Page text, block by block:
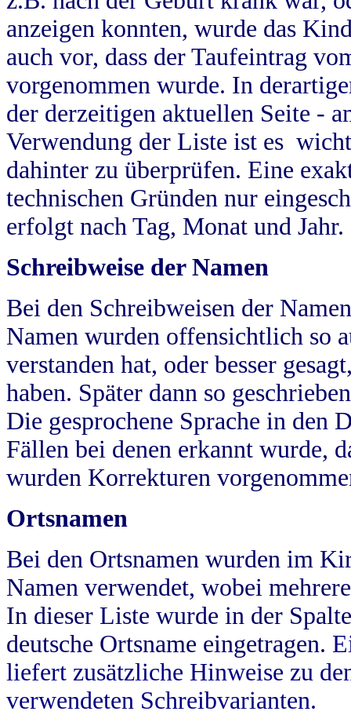
anzeigen konnten, wurde das
auch vor, dass der Taufeintrag
vorgenommen wurde. In
der derzeitigen aktuellen Seite -
Verwendung der Liste ist es
dahinter zu überprüfen. Eine
technischen Gründen nur
erfolgt nach Tag, Monat und Jahr.
Schreibweise der Namen
Bei den Schreibweisen der
Namen wurden offensichtlich so
verstanden hat, oder besser
haben. Später dann so
Die gesprochene Sprache in
Fällen bei denen erkannt wurde,
wurden Korrekturen
Ortsnamen
Bei den Ortsnamen wurden im
Namen verwendet, wobei
In dieser Liste wurde in der
deutsche Ortsname eingetragen.
liefert zusätzliche Hinweise zu
verwendeten Schreibvarianten.